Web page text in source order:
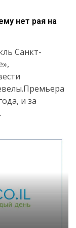
нет рая на
Санкт-
и за